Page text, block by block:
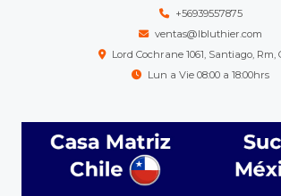
+56939557875
ventas@lbluthier.com
Lord Cochrane 1061, Santiago, Rm,
Lun a Vie 08:00 a 18:00hrs